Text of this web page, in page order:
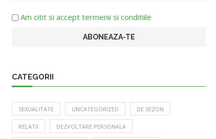
Am citit si accept termenii si conditiile
CATEGORII
SEXUALITATE UNCATEGORIZED DE SEZON
RELATII DEZVOLTARE PERSONALA